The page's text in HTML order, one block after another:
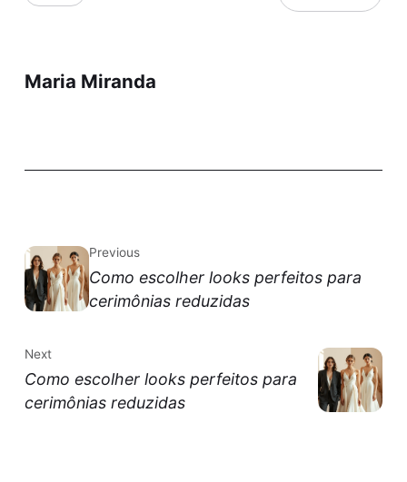
Maria Miranda
Previous
Como escolher looks perfeitos para
cerimônias reduzidas
Next
Como escolher looks perfeitos para
cerimônias reduzidas